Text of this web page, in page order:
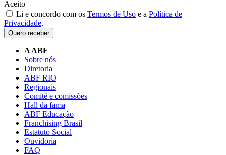
Aceito
Li e concordo com os Termos de Uso e a Política de
Privacidade.
Quero receber
A ABF
Sobre nós
Diretoria
ABF RIO
Regionais
Comitê e comissões
Hall da fama
ABF Educação
Franchising Brasil
Estatuto Social
Ouvidoria
FAQ